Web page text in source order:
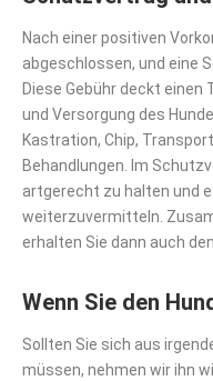
Nach einer positiven
abgeschlossen, und eine
Diese Gebühr deckt einen
und Versorgung des
Kastration, Chip,
Behandlungen. Im
artgerecht zu halten und
weiterzuvermitteln.
erhalten Sie dann auch
Wenn Sie den
Sollten Sie sich aus
müssen, nehmen wir ihn